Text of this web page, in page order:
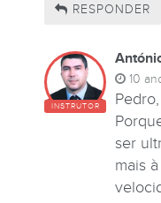
RESPONDER
INSTRUTOR
10
Pedro,
ser
mais